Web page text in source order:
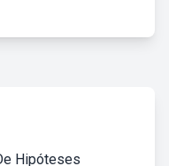
Hipóteses